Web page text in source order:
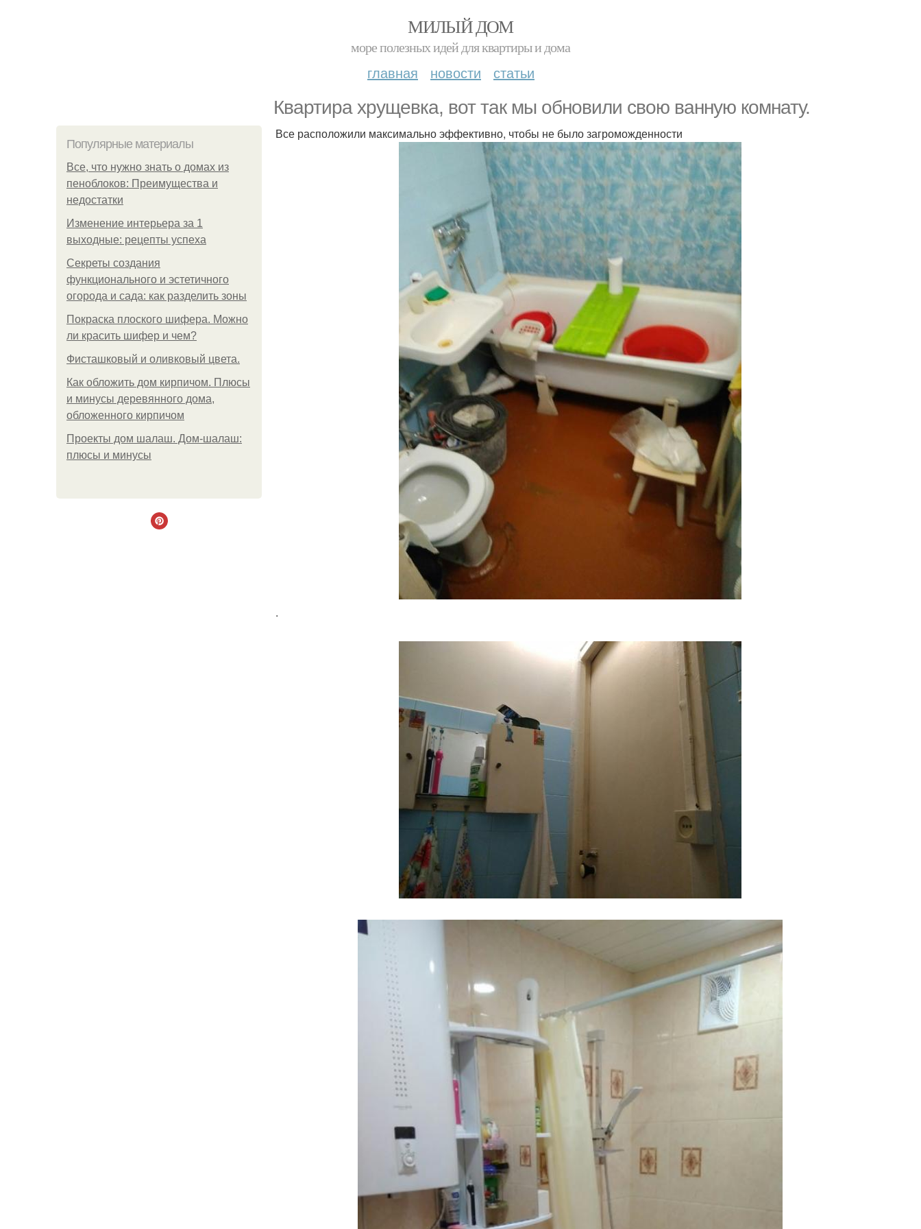
МИЛЫЙ ДОМ
море полезных идей для квартиры и дома
главная новости статьи
Квартира хрущевка, вот так мы обновили свою ванную комнату.
Популярные материалы
Все, что нужно знать о домах из
пеноблоков: Преимущества и
недостатки
Изменение интерьера за 1
выходные: рецепты успеха
Секреты создания
функционального и эстетичного
огорода и сада: как разделить зоны
Покраска плоского шифера. Можно
ли красить шифер и чем?
Фисташковый и оливковый цвета.
Как обложить дом кирпичом. Плюсы
и минусы деревянного дома,
обложенного кирпичом
Проекты дом шалаш. Дом-шалаш:
плюсы и минусы
Все расположили максимально эффективно, чтобы не было загроможденности
.